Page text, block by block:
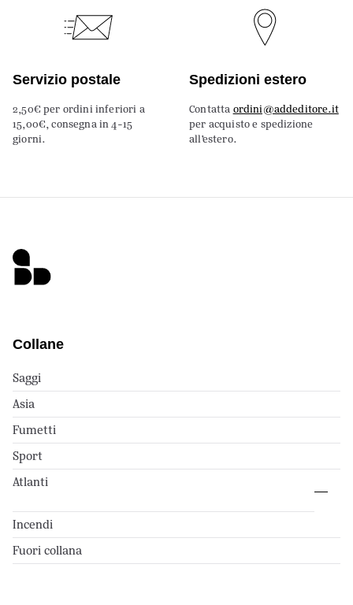
Servizio postale
2,50€ per ordini inferiori a
15,00€, consegna in 4-15
giorni.
Spedizioni estero
Contatta ordini@addeditore.it
per acquisto e spedizione
all’estero.
Collane
Saggi
Asia
Fumetti
Sport
Atlanti
Incendi
Fuori collana